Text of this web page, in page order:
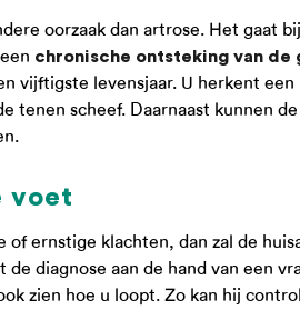
oorzaak dan artrose. Het gaat
chronische ontsteking van de
vijftigste levensjaar. U herkent een
tenen scheef. Daarnaast kunnen
voet
of ernstige klachten, dan zal de
diagnose aan de hand van een
zien hoe u loopt. Zo kan hij